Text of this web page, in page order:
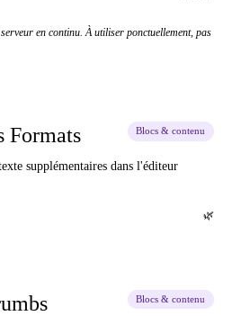
en continu. À utiliser ponctuellement, pas
Formats Blocs & contenu
supplémentaires dans l'éditeur
🌿
Blocs & contenu